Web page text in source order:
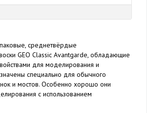
среднетвёрдые
GEO Classic Avantgarde, обладающие
для моделирования и
специально для обычного
и мостов. Особенно хорошо они
с использованием